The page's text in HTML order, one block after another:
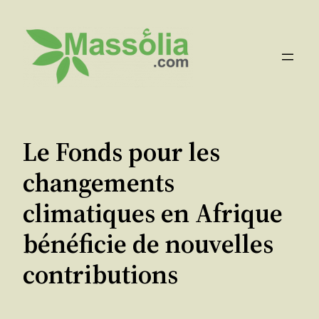
contenu
Le Fonds pour les
changements
climatiques en Afrique
bénéficie de nouvelles
contributions